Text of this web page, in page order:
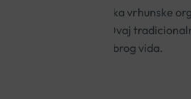
direktno prešanog soka vrhunske
ili aroma. Ovaj
u održavanju dobrog vida.